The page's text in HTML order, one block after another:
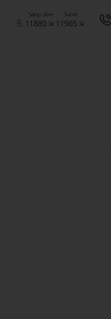
Satıp alıw
11880
Satıw
11965